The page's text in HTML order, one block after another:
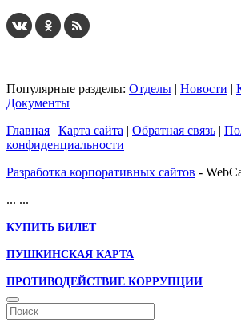
Популярные разделы: Отделы | Новости |
Документы
Главная | Карта сайта | Обратная связь |
конфиденциальности
Разработка корпоративных сайтов -
... ...
КУПИТЬ БИЛЕТ
ПУШКИНСКАЯ КАРТА
ПРОТИВОДЕЙСТВИЕ КОРРУПЦИИ